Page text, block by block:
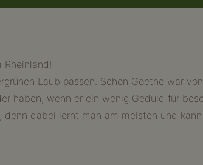
Rheinland!
Laub passen. Schon Goethe war
haben, wenn er ein wenig Geduld für
denn dabei lernt man am meisten und